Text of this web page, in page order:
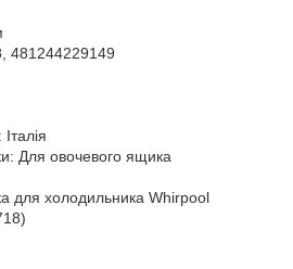
481244229149
Для овочевого ящика
для холодильника Whirpool